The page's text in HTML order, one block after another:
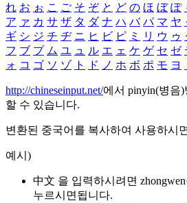
れ お ぉ こ ご そ ぞ と ど の ほ ぼ ぽ
ア ァ カ サ ザ タ ダ ナ ハ バ パ マ ヤ
ギ シ ジ チ ヂ ニ ヒ ビ ピ ミ リ ウ ゥ
フ ブ プ ム ユ ュ ル エ ェ ケ ゲ セ ゼ
ォ コ ゴ ソ ゾ ト ド ノ ホ ボ ポ モ ヨ
http://chineseinput.net/에서 pinyin(병음
할 수 있습니다.
변환된 중국어를 복사하여 사용하시
예시)
中文 을 입력하시려면 zhongwen
누르시면됩니다.